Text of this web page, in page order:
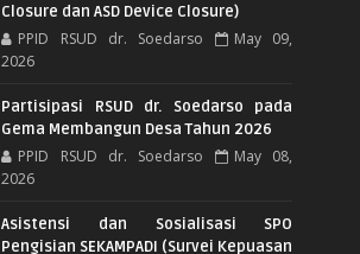
Closure dan ASD Device Closure)
PPID RSUD dr. Soedarso
May 09,
2026
Partisipasi RSUD dr. Soedarso pada
Gema Membangun Desa Tahun 2026
PPID RSUD dr. Soedarso
May 08,
2026
Asistensi dan Sosialisasi SPO
Pengisian SEKAMPADI (Survei Kepuasan